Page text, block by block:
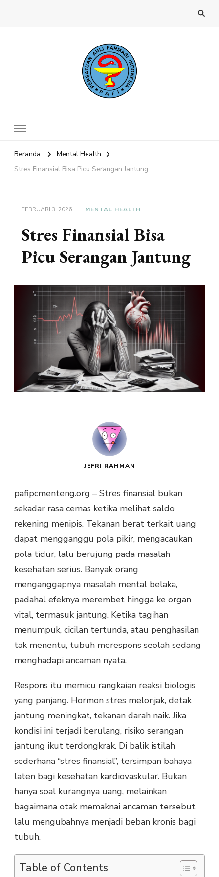
Beranda
Mental Health
Stres Finansial Bisa Picu Serangan Jantung
FEBRUARI 3, 2026 MENTAL HEALTH
Stres Finansial Bisa
Picu Serangan Jantung
JEFRI RAHMAN
pafipcmenteng.org – Stres finansial bukan
sekadar rasa cemas ketika melihat saldo
rekening menipis. Tekanan berat terkait uang
dapat mengganggu pola pikir, mengacaukan
pola tidur, lalu berujung pada masalah
kesehatan serius. Banyak orang
menganggapnya masalah mental belaka,
padahal efeknya merembet hingga ke organ
vital, termasuk jantung. Ketika tagihan
menumpuk, cicilan tertunda, atau penghasilan
tak menentu, tubuh merespons seolah sedang
menghadapi ancaman nyata.
Respons itu memicu rangkaian reaksi biologis
yang panjang. Hormon stres melonjak, detak
jantung meningkat, tekanan darah naik. Jika
kondisi ini terjadi berulang, risiko serangan
jantung ikut terdongkrak. Di balik istilah
sederhana “stres finansial”, tersimpan bahaya
laten bagi kesehatan kardiovaskular. Bukan
hanya soal kurangnya uang, melainkan
bagaimana otak memaknai ancaman tersebut
lalu mengubahnya menjadi beban kronis bagi
tubuh.
Table of Contents